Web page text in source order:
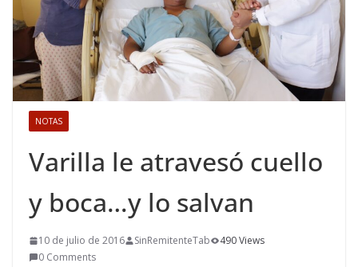
NOTAS
Varilla le atravesó cuello
y boca…y lo salvan
10 de julio de 2016 SinRemitenteTab
490 Views
0 Comments